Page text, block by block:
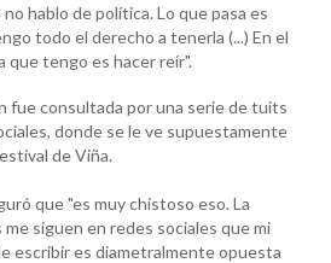
hablo de política. Lo que pasa es
todo el derecho a tenerla (...) En el
que tengo es hacer reír".
fue consultada por una serie de tuits
donde se le ve supuestamente
de Viña.
que "es muy chistoso eso. La
siguen en redes sociales que mi
escribir es diametralmente opuesta